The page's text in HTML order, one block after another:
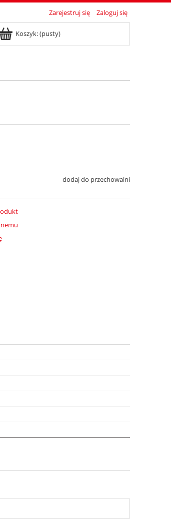
Zarejestruj się Zaloguj się
Koszyk:(pusty)
dodaj do przechowalni